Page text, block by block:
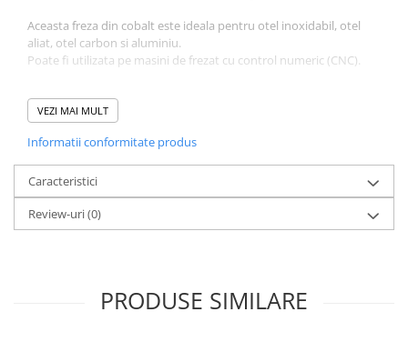
Aceasta freza din cobalt este ideala pentru otel inoxidabil, otel
aliat, otel carbon si aluminiu.
Poate fi utilizata pe masini de frezat cu control numeric (CNC).
Avantaje:
- frezele cu 4 taisuri au un design specific al dintilor pentru o
- prelucrare fara vibratii si finisare excelenta a suprafetei.
- actiune de aschiere usoară, reducand riscul de formare a taisului
de depunere.
- permiterea unor viteze de aschiere mai mari si rezistenta
termica sporita, fiind ideale pentru prelucrare uscata.
- performanta inalta si finisare de calitate a suprafetei.
VEZI MAI MULT
Informatii conformitate produs
Caracteristici
Review-uri(0)
PRODUSE SIMILARE